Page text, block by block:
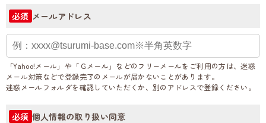
必須 メールアドレス
「Yahoo!メール」や「Ｇメール」などのフリーメールをご利用の方は、迷惑
メール対策などで登録完了のメールが届かないことがあります。
迷惑メールフォルダを確認していただくか、別のアドレスで登録ください。
必須 個人情報の取り扱い同意